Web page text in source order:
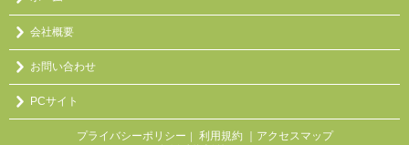
会社概要
お問い合わせ
PCサイト
プライバシーポリシー ｜ 利用規約 ｜アクセスマップ